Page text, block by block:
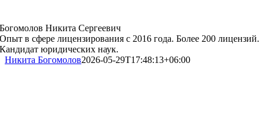
Богомолов Никита Сергеевич
Опыт в сфере лицензирования с 2016 года. Более 200 лицензий.
Кандидат юридических наук.
Никита Богомолов2026-05-29T17:48:13+06:00